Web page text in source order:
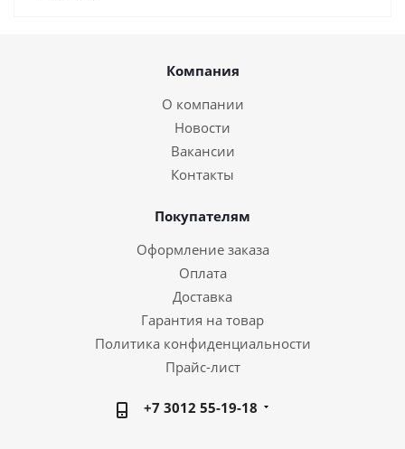
Компания
О компании
Новости
Вакансии
Контакты
Покупателям
Оформление заказа
Оплата
Доставка
Гарантия на товар
Политика конфиденциальности
Прайс-лист
+7 3012 55-19-18